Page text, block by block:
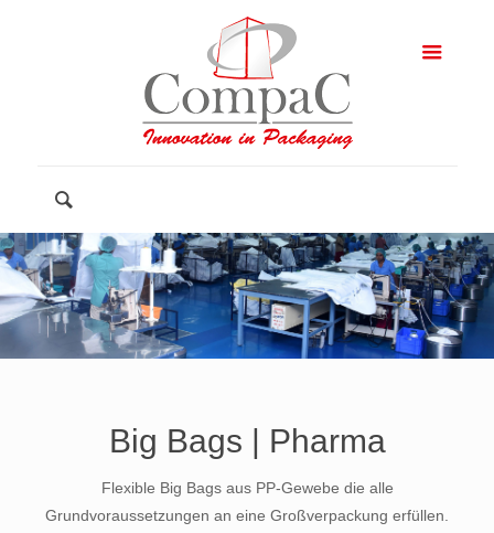
Big Bags | Pharma
Flexible Big Bags aus PP-Gewebe die alle
Grundvoraussetzungen an eine Großverpackung erfüllen.